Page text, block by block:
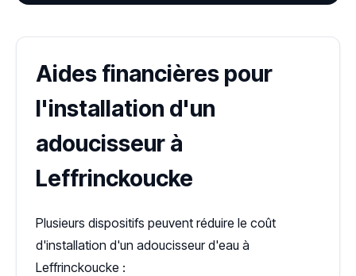
Aides financières pour
l'installation d'un
adoucisseur à
Leffrinckoucke
Plusieurs dispositifs peuvent réduire le coût
d'installation d'un adoucisseur d'eau à
Leffrinckoucke :